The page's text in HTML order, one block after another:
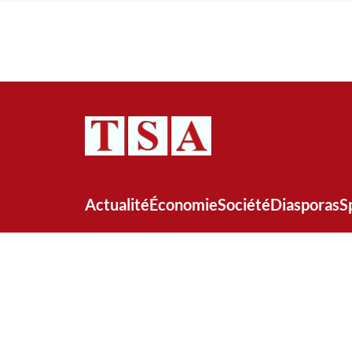
ActualitéÉconomieSociétéDiasporas